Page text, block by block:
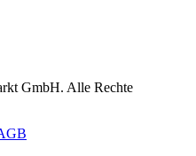
GmbH. Alle Rechte